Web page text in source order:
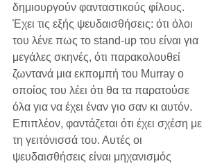
δημιουργούν φανταστικούς φίλους.
Έχει τις εξής ψευδαισθήσεις: ότι όλοι
του λένε πως το stand-up του είναι για
μεγάλες σκηνές, ότι παρακολουθεί
ζωντανά μια εκπομπή του Murray ο
οποίος του λέει ότι θα τα παρατούσε
όλα για να έχει έναν γιο σαν κι αυτόν.
Επιπλέον, φαντάζεται ότι έχει σχέση με
τη γειτόνισσά του. Αυτές οι
ψευδαισθήσεις είναι μηχανισμός